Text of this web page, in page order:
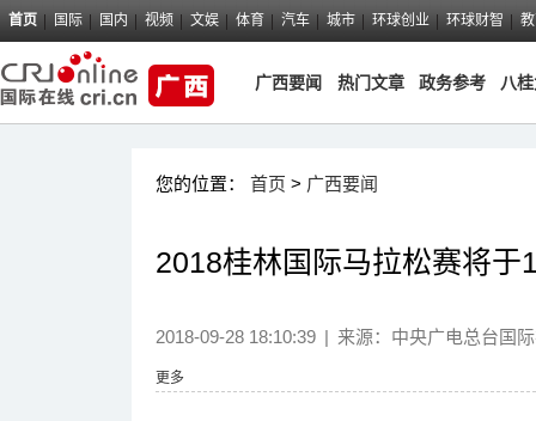
首页 国际 国内 视频 文娱 体育 汽车 城市 环球创业 环球财智
广西要闻 热门文章 政务参考 八
您的位置： 首页 > 广西要闻
2018桂林国际马拉松赛将于
2018-09-28 18:10:39 | 来源： 中央广电总台国
更多